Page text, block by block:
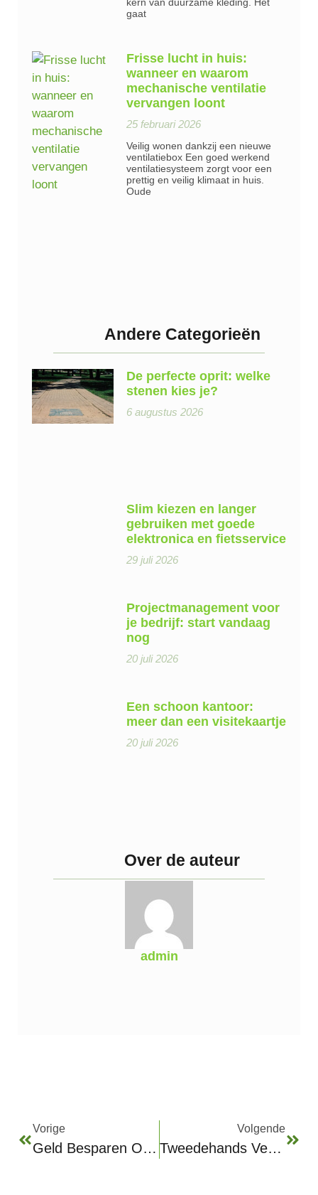
gaat
Frisse lucht in huis:
wanneer en waarom
mechanische ventilatie
vervangen loont
25 februari 2026
Veilig wonen dankzij een nieuwe
ventilatiebox Een goed werkend
ventilatiesysteem zorgt voor een
prettig en veilig klimaat in huis.
Oude
Andere Categorieën
De perfecte oprit: welke
stenen kies je?
6 augustus 2026
Slim kiezen en langer
gebruiken met goede
elektronica en fietsservice
29 juli 2026
Projectmanagement voor
je bedrijf: start vandaag
nog
20 juli 2026
Een schoon kantoor:
meer dan een visitekaartje
20 juli 2026
Over de auteur
admin
Vorige
Geld Besparen Op Merkkleding? Zo Pak Je Dat Aan
Volgende
Tweedehands Verkopen? Tips En Tricks Voor Snel Resultaat!